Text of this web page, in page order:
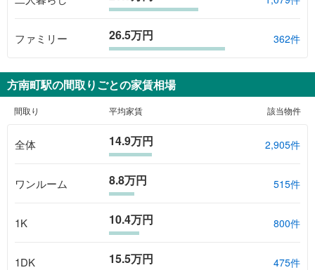
ファミリー 26.5万円 362件
方南町駅の間取りごとの家賃相場
間取り 平均家賃 該当物件
全体 14.9万円 2,905件
ワンルーム 8.8万円 515件
1K 10.4万円 800件
1DK 15.5万円 475件